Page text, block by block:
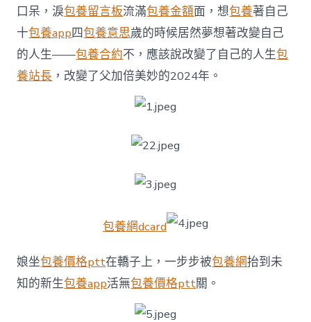
中
口呆，淚包養留言板流滿包養金額面，想包養著自己
十包養app四包養意思歲的時候居然夢想著改變自己
的人生——包養合約不，應該說改變了自己的人生包
養站長 ，改變了父加倍美妙的2024年。
包養網dcard
娘坐包養價格ptt在轎子上，一步步被包養網抬到未
知的新生包養app活無包養價格ptt關。